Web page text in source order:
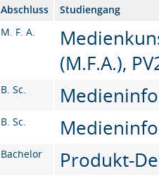
Abschluss
Studiengang
M. F. A.
(M.F.A.),
B. Sc.
B. Sc.
Bachelor Produkt-